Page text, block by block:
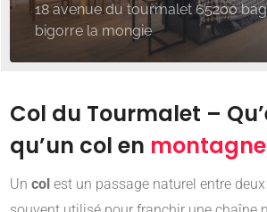
18 avenue du tourmalet 65200
bigorre la mongie
Col du Tourmalet –
qu’un col en montagne
Un col est un passage naturel entre